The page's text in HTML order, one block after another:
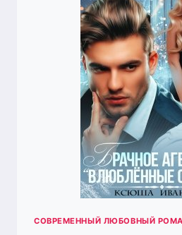
СОВРЕМЕННЫЙ ЛЮБОВНЫЙ